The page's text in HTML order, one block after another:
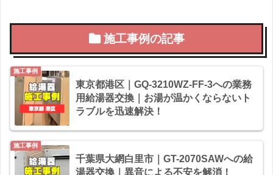
施工事例の記事
東京都港区｜GQ-3210WZ-FF-3への業務
用給湯器交換｜お湯が温かくならないト
ラブルを迅速解決！
施工事例
千葉県大網白里市｜GT-2070SAWへの給
湯器交換｜異音による不安を解消！
施工事例